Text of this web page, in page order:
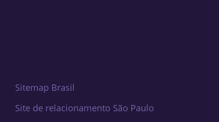
Sitemap Brasil
Site de relacionamento São Paulo